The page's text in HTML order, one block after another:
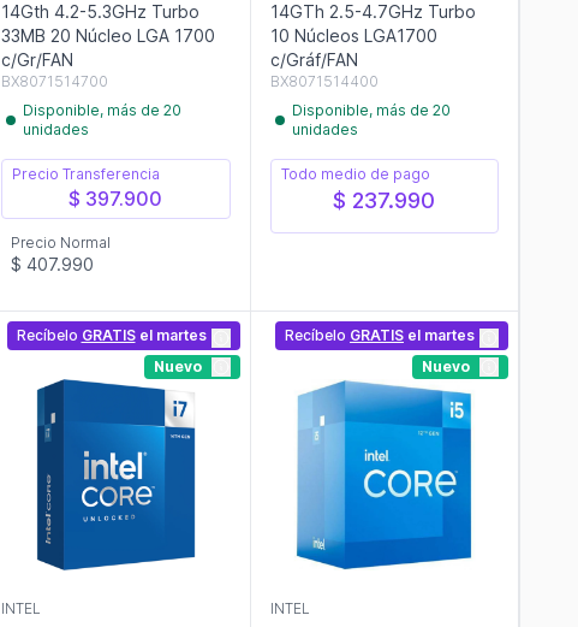
14Gth 4.2-5.3GHz Turbo
33MB 20 Núcleo LGA 1700
c/Gr/FAN
BX8071514700
Disponible, más de 20
unidades
Precio Transferencia
$ 397.900
Precio Normal
$ 407.990
14GTh 2.5-4.7GHz Turbo
10 Núcleos LGA1700
c/Gráf/FAN
BX8071514400
Disponible, más de 20
unidades
Todo medio de pago
$ 237.990
Recíbelo GRATISel martes
Nuevo
INTEL
Recíbelo GRATIS el martes
Nuevo
INTEL